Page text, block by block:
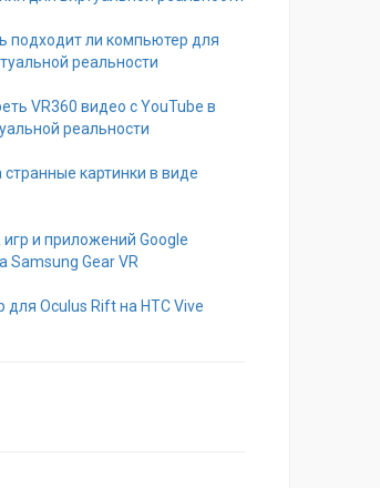
подходит ли компьютер для
реальности
VR360 видео с YouTube в
реальности
странные картинки в виде
игр и приложений Google
Samsung Gear VR
для Oculus Rift на HTC Vive